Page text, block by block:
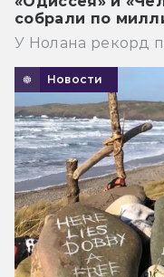
собрали по
У Нолана рекорд
Новости